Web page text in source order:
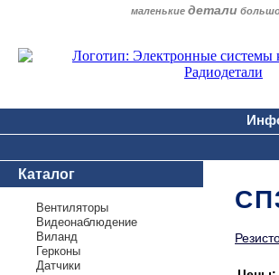
маленькие детали
Каталог
Вентиляторы
Видеонаблюдение
Виланд
Герконы
Датчики